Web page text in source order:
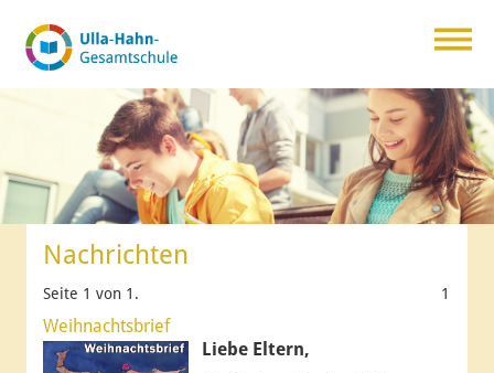
Nachrichten
Seite 1 von 1. 1
Weihnachtsbrief
Liebe Eltern,